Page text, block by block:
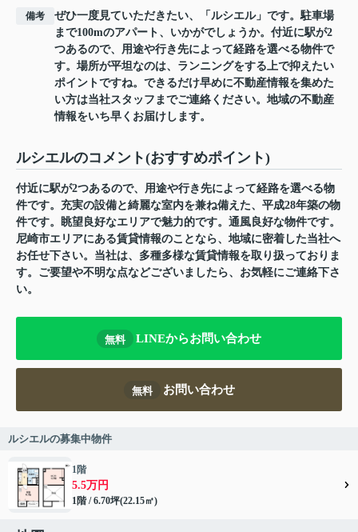
備考
ぜひ一度見ていただきたい、「ルシエル」です。駐車場
まで100mのアパート、いかがでしょうか。付近に駅が2
つあるので、用途や行き先によって経路を選べる物件で
す。場所が平坦なのは、ランニングをする上で抑えたい
ポイントですね。できるだけ早めに不動産情報を集めた
い方は当社スタッフまでご連絡ください。地域の不動産
情報をいち早くお届けします。
ルシエルのコメント(おすすめポイント)
付近に駅が2つあるので、用途や行き先によって経路を選べる物
件です。充実の設備と綺麗な室内を兼ね備えた、平成28年築の物
件です。眺望良好なエリアで魅力的です。通風良好な物件です。
尼崎市エリアにある賃貸情報のことなら、地域に密着した当社へ
お任せ下さい。当社は、多種多様な賃貸情報を取り扱っておりま
す。ご要望や不明な点などございましたら、お気軽にご連絡下さ
い。
無料 LINEからお問い合わせ
無料 お問い合わせ
ルシエルの募集中物件
1階
5.5万円
1階 / 6.70坪(22.15㎡)